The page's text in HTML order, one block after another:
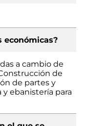
económicas?
a cambio de
de
de partes y
ebanistería para